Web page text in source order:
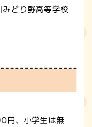
どり野高等学校
円、小学生は無